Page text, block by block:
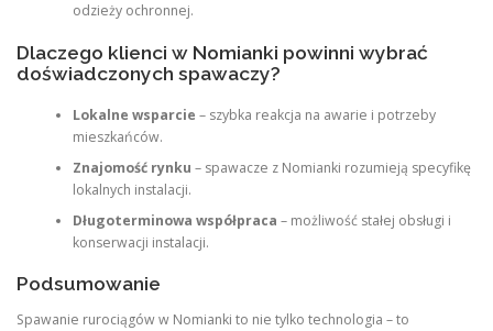
odzieży ochronnej.
Dlaczego klienci w Nomianki powinni wybrać
doświadczonych spawaczy?
Lokalne wsparcie – szybka reakcja na awarie i potrzeby
mieszkańców.
Znajomość rynku – spawacze z Nomianki rozumieją specyfikę
lokalnych instalacji.
Długoterminowa współpraca – możliwość stałej obsługi i
konserwacji instalacji.
Podsumowanie
Spawanie rurociągów w Nomianki to nie tylko technologia – to